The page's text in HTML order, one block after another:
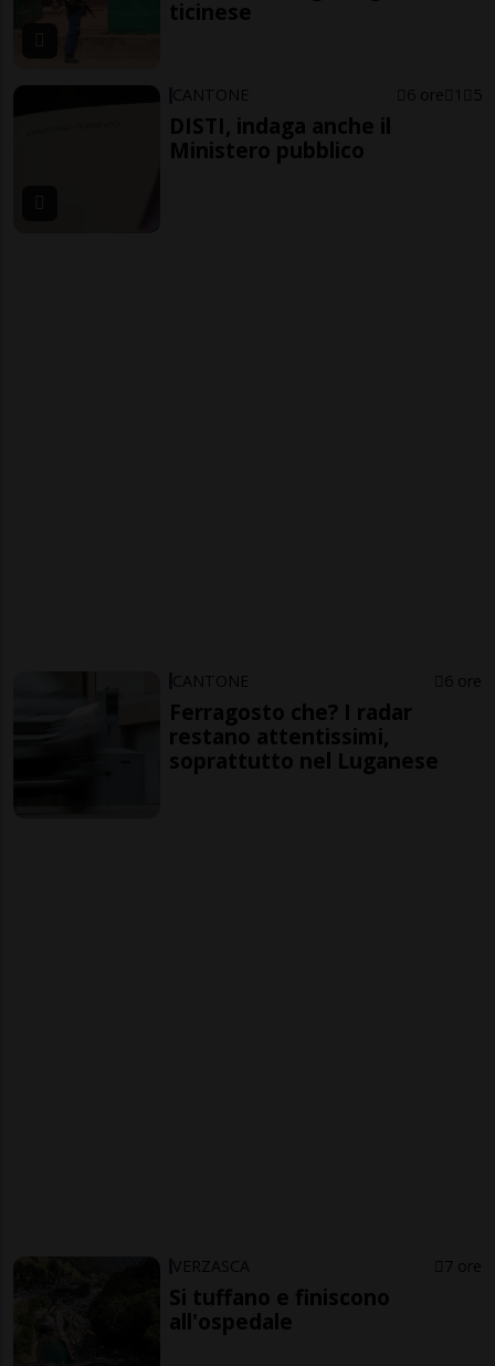
ticinese
CANTONE 6 ore 1 5
DISTI, indaga anche il
Ministero pubblico
CANTONE 6 ore
Ferragosto che? I radar
restano attentissimi,
soprattutto nel Luganese
VERZASCA 7 ore
Si tuffano e finiscono
all'ospedale